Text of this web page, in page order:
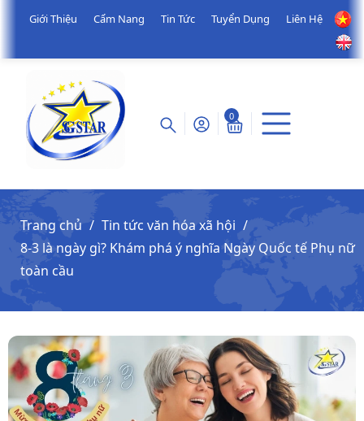
Giới Thiệu Cẩm Nang Tin Tức Tuyển Dụng Liên Hệ
0
Trang chủ
Tin tức văn hóa xã hội
8-3 là ngày gì? Khám phá ý nghĩa Ngày Quốc tế Phụ nữ
toàn cầu